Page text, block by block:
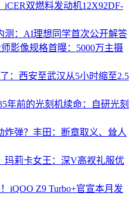
iCER双燃料发动机12X92DF-
测：AI理想同学首次公开解答
影像规格首曝：5000万主摄
：西安至武汉从5小时缩至2.5
年前的光刻机续命：自研光刻
炸弹？丰田：断章取义、耸人
玛莉卡女王：深V高衩礼服优
iQOO Z9 Turbo+官宣本月发